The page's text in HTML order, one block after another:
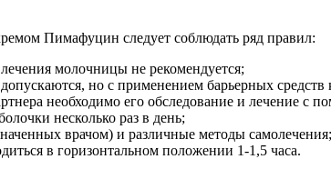
Пимафуцин следует соблюдать ряд правил:
молочницы не рекомендуется;
но с применением барьерных средств
необходимо его обследование и лечение с
несколько раз в день;
врачом) и различные методы самолечения;
в горизонтальном положении 1-1,5 часа.